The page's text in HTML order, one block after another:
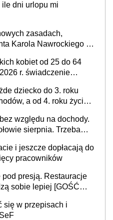
ile dni urlopu mi
zasadach,
Karola Nawrockiego –
kobiet od 25 do 64
r. świadczenie
dziecko do 3. roku
a od 4. roku życia
względu na dochody.
sierpnia. Trzeba
i jeszcze dopłacają do
pracowników
presją. Restauracje
sobie lepiej [GOŚĆ
się w przepisach i